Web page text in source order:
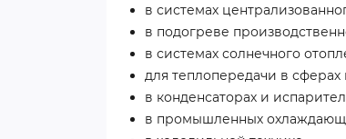
в системах
в подогреве
в системах солнечного
для теплопередачи в
в конденсаторах и
в промышленных